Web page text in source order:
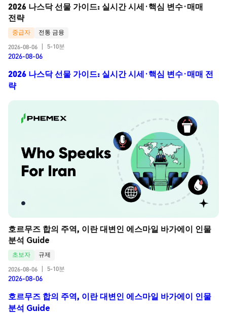
2026 나스닥 선물 가이드: 실시간 시세·핵심 변수·매매
전략
중급자
전통 금융
2026-08-06
5-10분
2026-08-06
2026 나스닥 선물 가이드: 실시간 시세·핵심 변수·매매 전
략
호르무즈 합의 주역, 이란 대변인 에스마일 바가에이 인물
분석 Guide
초보자
규제
2026-08-06
5-10분
2026-08-06
호르무즈 합의 주역, 이란 대변인 에스마일 바가에이 인물
분석 Guide